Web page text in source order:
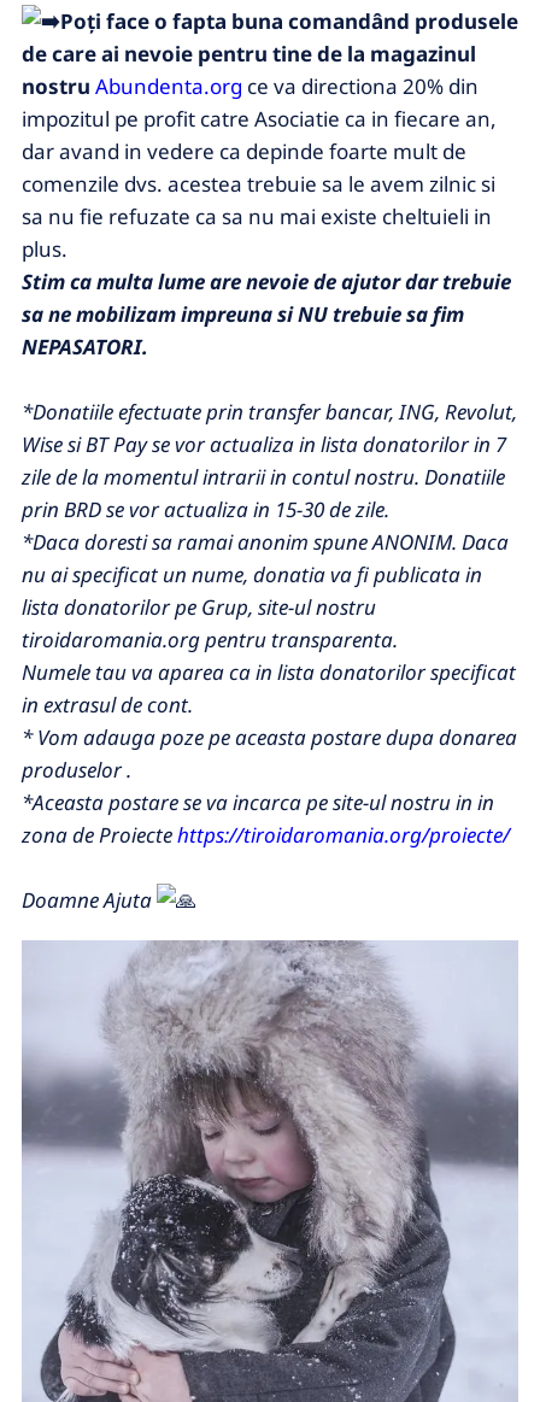
Poți face o fapta buna comandând produsele
de care ai nevoie pentru tine de la magazinul
nostru Abundenta.org ce va directiona 20% din
impozitul pe profit catre Asociatie ca in fiecare an,
dar avand in vedere ca depinde foarte mult de
comenzile dvs. acestea trebuie sa le avem zilnic si
sa nu fie refuzate ca sa nu mai existe cheltuieli in
plus.
Stim ca multa lume are nevoie de ajutor dar trebuie
sa ne mobilizam impreuna si NU trebuie sa fim
NEPASATORI.
*Donatiile efectuate prin transfer bancar, ING, Revolut,
Wise si BT Pay se vor actualiza in lista donatorilor in 7
zile de la momentul intrarii in contul nostru. Donatiile
prin BRD se vor actualiza in 15-30 de zile.
*Daca doresti sa ramai anonim spune ANONIM. Daca
nu ai specificat un nume, donatia va fi publicata in
lista donatorilor pe Grup, site-ul nostru
tiroidaromania.org pentru transparenta.
Numele tau va aparea ca in lista donatorilor specificat
in extrasul de cont.
* Vom adauga poze pe aceasta postare dupa donarea
produselor .
*Aceasta postare se va incarca pe site-ul nostru in in
zona de Proiectehttps://tiroidaromania.org/proiecte/
Doamne Ajuta